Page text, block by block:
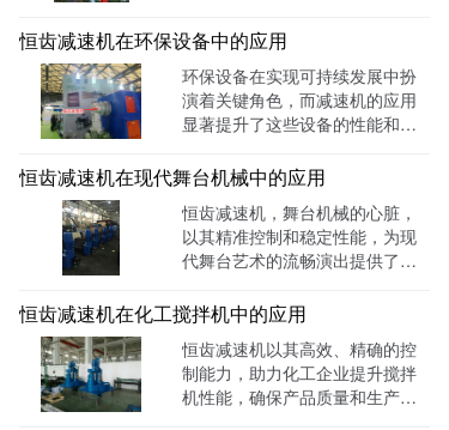
其高效、耐用和安全的特性，有
效解决了这些问题，提高了作业
效率，降低了故障率和维护成
本，确保了施工安全，为工程机
械行业提供了强有力的技术支
恒齿减速机在环保设备中的应用
环保设备在实现可持续发展中扮
演着关键角色，而减速机的应用
显著提升了这些设备的性能和效
求、提高处理速度和简化操作，
减速机帮助客户解决了环保设备
面临的多项挑战，为环境保护和
资源循环利用提供了强有力的技
术支持。随着技术的进步，减速
有望为地球环境的保护做出更大
贡献。
恒齿减速机在现代舞台机械中的应用
恒齿减速机，舞台机械的心脏，
以其精准控制和稳定性能，为现
代舞台艺术的流畅演出提供了强
灯光架和布景移动中的应用，不
仅提升了演出效果，还实现了节
能环保，成为剧院技术升级的理
想选择。
恒齿减速机在化工搅拌机中的应用
恒齿减速机以其高效、精确的控
制能力，助力化工企业提升搅拌
机性能，确保产品质量和生产效